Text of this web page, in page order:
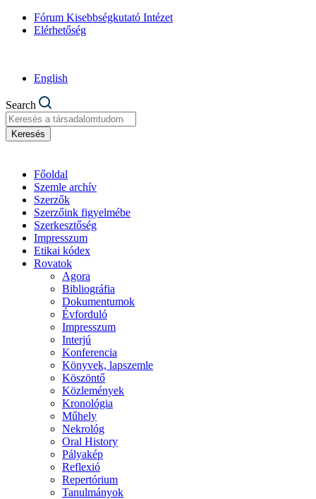
Fórum Kisebbségkutató Intézet
Elérhetőség
English
Search
Keresés
Főoldal
Szemle archív
Szerzők
Szerzőink figyelmébe
Szerkesztőség
Impresszum
Etikai kódex
Rovatok
Agora
Bibliográfia
Dokumentumok
Évforduló
Impresszum
Interjú
Konferencia
Könyvek, lapszemle
Köszöntő
Közlemények
Kronológia
Műhely
Nekrológ
Oral History
Pályakép
Reflexió
Repertórium
Tanulmányok